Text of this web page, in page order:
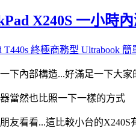
X240S 一小時
T440s 終極商務型 Ultrabook 簡
下內部構造...好滿足一下大家
當然也比照一下一樣的方式
友看看...這比較小台的X240S